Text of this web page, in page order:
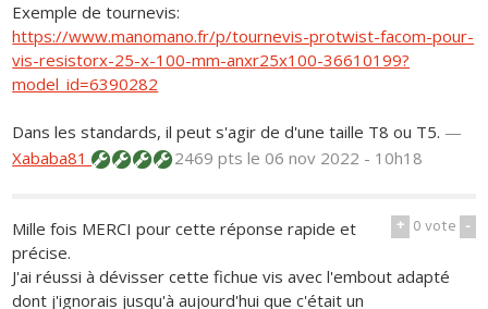
Exemple de tournevis:
https://www.manomano.fr/p/tournevis-protwist-facom-pour-
vis-resistorx-25-x-100-mm-anxr25x100-36610199?
model_id=6390282
Dans les standards, il peut s'agir de d'une taille T8 ou T5. —
Xababa81
2469 ptsle 06 nov 2022 - 10h18
+ 0vote -
Mille fois MERCI pour cette réponse rapide et
précise.
J'ai réussi à dévisser cette fichue vis avec l'embout adapté
dont j'ignorais jusqu'à aujourd'hui que c'était un